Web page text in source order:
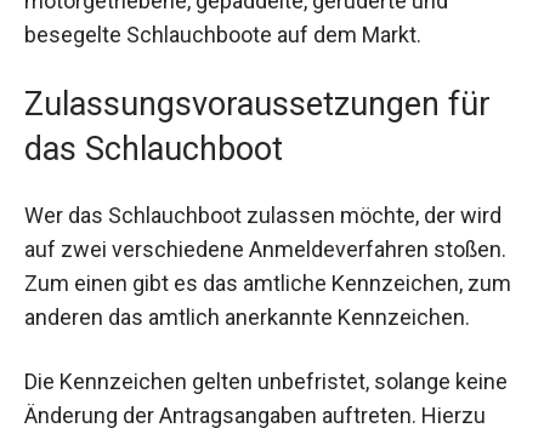
besegelte Schlauchboote auf dem Markt.
Zulassungsvoraussetzungen für
das Schlauchboot
Wer das Schlauchboot zulassen möchte, der wird
auf zwei verschiedene Anmeldeverfahren stoßen.
Zum einen gibt es das amtliche Kennzeichen, zum
anderen das amtlich anerkannte Kennzeichen.
Die Kennzeichen gelten unbefristet, solange keine
Änderung der Antragsangaben auftreten. Hierzu